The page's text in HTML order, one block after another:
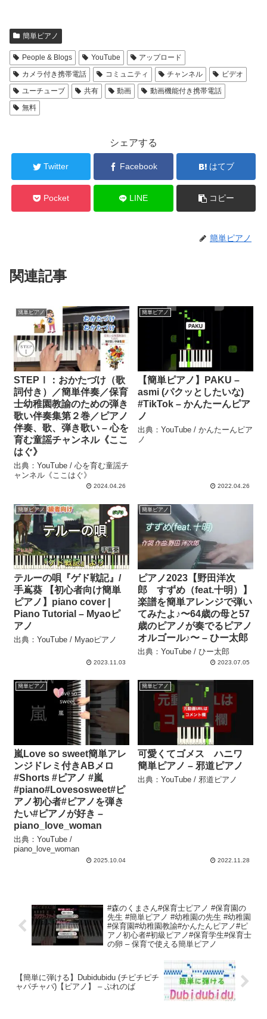
簡単ピアノ
People & Blogs YouTube
アップロード
カメラ付き携帯電話
コミュニティ チャンネル
ビデオ
ユーチューブ
共有 動画
動画機能付き携帯電話
無料
シェアする
Twitter Facebook はてブ
Pocket LINE コピー
簡単ピアノ
関連記事
簡単ピアノ
STEPⅠ：おかたづけ（歌
詞付き）／簡単伴奏／保育
士幼稚園教諭のための弾き
歌い伴奏集第２巻／ピアノ
伴奏、歌、弾き歌い – 心を
育む童謡チャンネル《ここ
はぐ》
出典：YouTube / 心を育む童謡チ
ャンネル《ここはぐ》
2024.04.26
簡単ピアノ
【簡単ピアノ】PAKU –
asmi (パクッとしたいな)
#TikTok – かんたーんピア
ノ
出典：YouTube / かんたーんピア
ノ
2022.04.26
簡単ピアノ
テルーの唄『ゲド戦記』/
手嶌葵 【初心者向け簡単
ピアノ】piano cover |
Piano Tutorial – Myaoピ
アノ
出典：YouTube / Myaoピアノ
2023.11.03
簡単ピアノ
ピアノ2023【野田洋次
郎 すずめ（feat.十明）】
楽譜を簡単アレンジで弾い
てみたよ♪〜64歳の母と57
歳のピアノが奏でるピアノ
オルゴール♪〜 – ひー太郎
出典：YouTube / ひー太郎
2023.07.05
簡単ピアノ
嵐Love so sweet簡単アレ
ンジドレミ付きABメロ
#Shorts #ピアノ #嵐
#piano#Lovesosweet#ピ
アノ初心者#ピアノを弾き
たい#ピアノが好き –
piano_love_woman
出典：YouTube /
piano_love_woman
2025.10.04
簡単ピアノ
可愛くてゴメス ハニワ
簡単ピアノ – 邪道ピアノ
出典：YouTube / 邪道ピアノ
2022.11.28
#森のくまさん#保育士ピアノ #保育園の
先生 #簡単ピアノ #幼稚園の先生 #幼稚園
#保育園#幼稚園教諭#かんたんピアノ#ピ
アノ初心者#初級ピアノ#保育学生#保育士
の卵 – 保育で使える簡単ピアノ
【簡単に弾ける】Dubidubidu (チピチピチ
ャパチャパ)【ピアノ】 – ぷれのば